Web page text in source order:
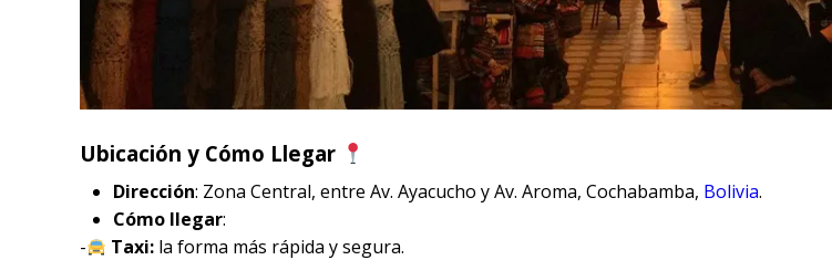
Ubicación y Cómo Llegar
Dirección: Zona Central, entre Av. Ayacucho y Av. Aroma, Cochabamba, Bolivia.
Cómo llegar:
-
Taxi: la forma más rápida y segura.